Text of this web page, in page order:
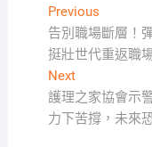
文
章
導
覽
PreviousPrevious
post:
告別職場斷層！
挺壯世代重返職
NextNext
post:
護理之家協會示
力下苦撐，未來